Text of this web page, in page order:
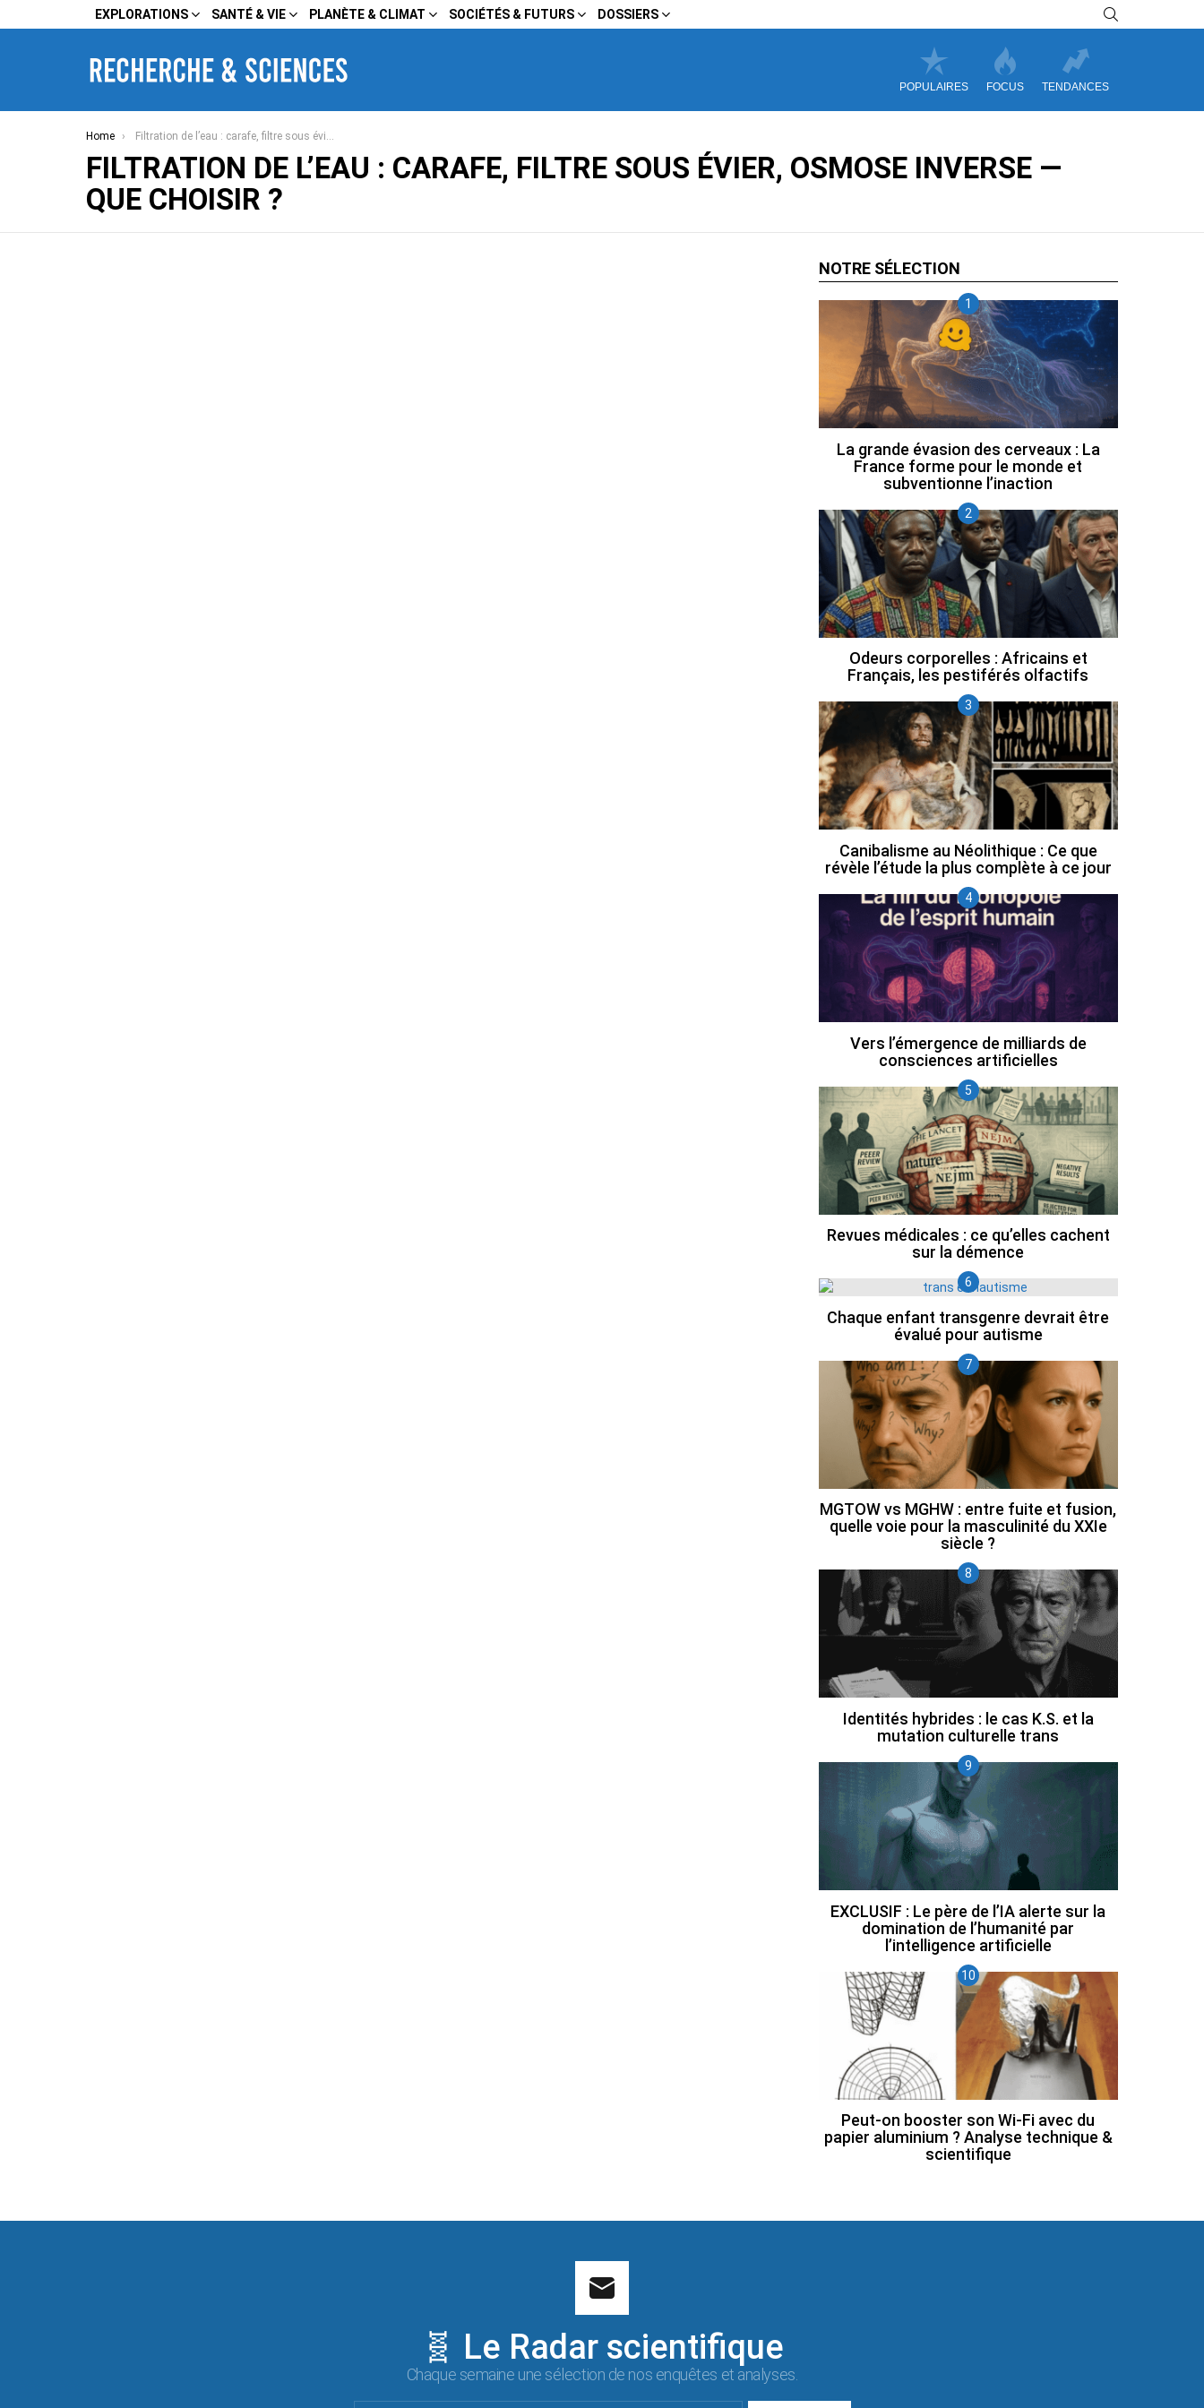
EXPLORATIONS SANTÉ & VIE PLANÈTE & CLIMAT SOCIÉTÉS & FUTURS DOSSIERS
POPULAIRES FOCUS TENDANCES
You are here:
Home Filtration de l’eau : carafe, filtre sous évier, osmose inverse — que choisir ?
FILTRATION DE L’EAU : CARAFE, FILTRE SOUS ÉVIER, OSMOSE INVERSE —
QUE CHOISIR ?
NOTRE SÉLECTION
La grande évasion des cerveaux : La
France forme pour le monde et
subventionne l’inaction
Odeurs corporelles : Africains et
Français, les pestiférés olfactifs
Canibalisme au Néolithique : Ce que
révèle l’étude la plus complète à ce jour
Vers l’émergence de milliards de
consciences artificielles
Revues médicales : ce qu’elles cachent
sur la démence
Chaque enfant transgenre devrait être
évalué pour autisme
MGTOW vs MGHW : entre fuite et fusion,
quelle voie pour la masculinité du XXIe
siècle ?
Identités hybrides : le cas K.S. et la
mutation culturelle trans
EXCLUSIF : Le père de l’IA alerte sur la
domination de l’humanité par
l’intelligence artificielle
Peut-on booster son Wi-Fi avec du
papier aluminium ? Analyse technique &
scientifique
🧬 Le Radar scientifique
Chaque semaine une sélection de nos enquêtes et analyses.